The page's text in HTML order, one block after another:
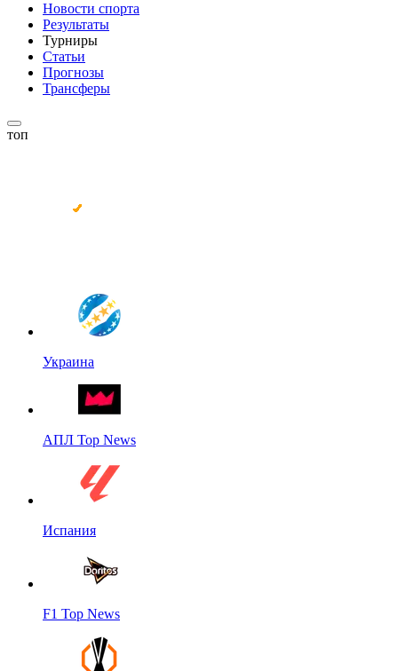
Новости спорта
Результаты
Турниры
Статьи
Прогнозы
Трансферы
топ
Украина
АПЛ Top News
Испания
F1 Top News